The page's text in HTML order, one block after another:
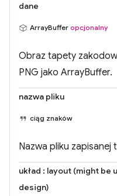
dane
ArrayBuffer opcjonalny
Obraz tapety
PNG jako ArrayBuffer.
nazwa pliku
ciąg znaków
Nazwa pliku zapisanej
układ : layout (might be
design)